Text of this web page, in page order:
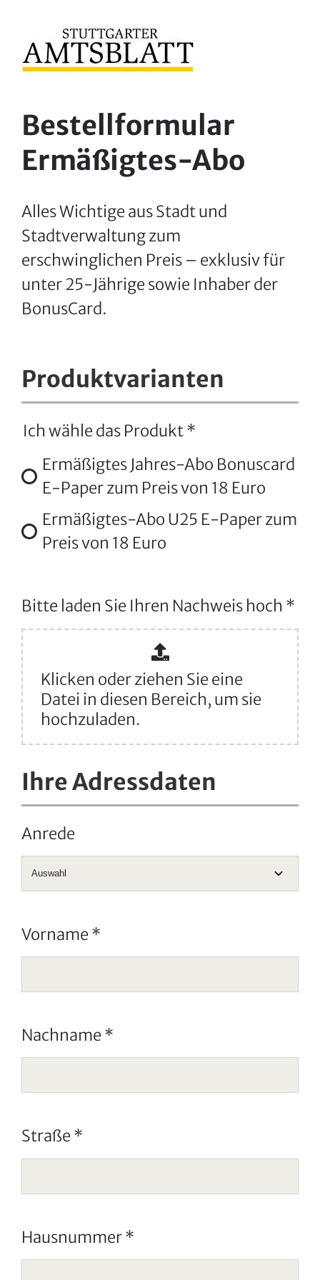
springen
Bestellformular
Ermäßigtes-Abo
Alles Wichtige aus Stadt und
Stadtverwaltung zum
erschwinglichen Preis – exklusiv für
unter 25-Jährige sowie Inhaber der
BonusCard.
Produktvarianten
Ich wähle das Produkt*
Ermäßigtes Jahres-Abo Bonuscard
E-Paper zum Preis von 18 Euro
Ermäßigtes-Abo U25 E-Paper zum
Preis von 18 Euro
Bitte laden Sie Ihren Nachweis hoch *
Klicken oder ziehen Sie eine
Datei in diesen Bereich, um sie
hochzuladen.
Ihre Adressdaten
Anrede
Vorname *
Nachname *
Straße *
Hausnummer*